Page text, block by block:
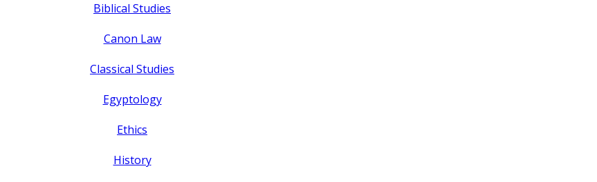
Biblical Studies
Canon Law
Classical Studies
Egyptology
Ethics
History